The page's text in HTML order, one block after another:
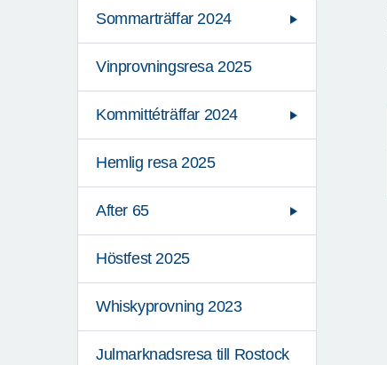
Sommarträffar 2024
Vinprovningsresa 2025
Kommittéträffar 2024
Hemlig resa 2025
After 65
Höstfest 2025
Whiskyprovning 2023
Julmarknadsresa till Rostock